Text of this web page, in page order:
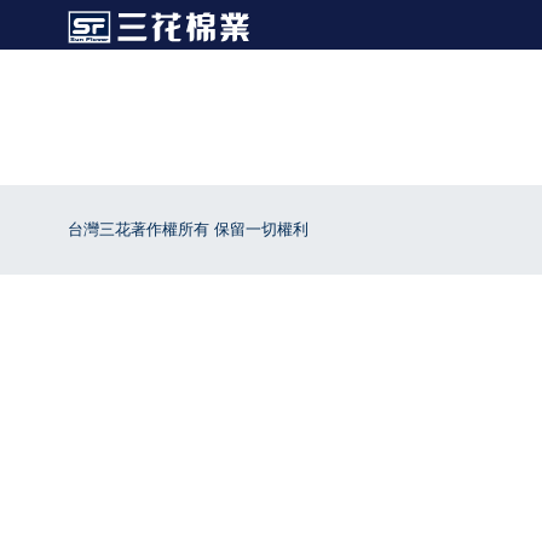
台灣三花著作權所有 保留一切權利